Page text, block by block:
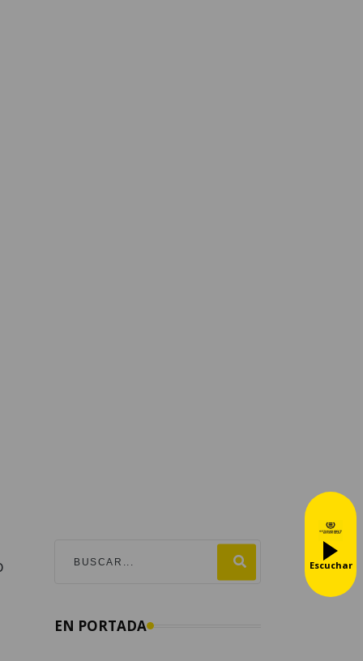
EN PORTADA
Escuchar